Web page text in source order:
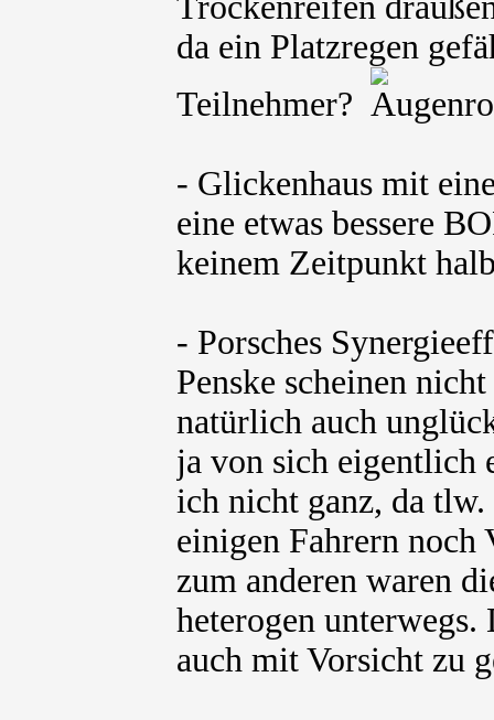
da ein Platzregen
Teilnehmer?
- Glickenhaus mit
eine etwas bessere
keinem Zeitpunkt
- Porsches
Penske scheinen
natürlich auch
ja von sich eigentlich
ich nicht ganz, da
einigen Fahrern noch
zum anderen waren
heterogen
auch mit Vorsicht zu